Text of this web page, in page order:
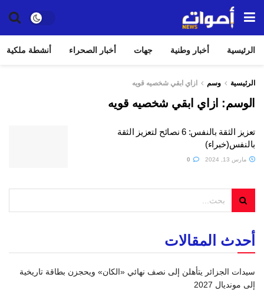
الرئيسية أخبار وطنية جهات أخبار الصحراء أنشطة ملكية
الرئيسية وسم ازاي ابقي شخصيه قويه
الوسم: ازاي ابقي شخصيه قويه
تعزيز الثقة بالنفس: 6 نصائح لتعزيز الثقة
بالنفس(خبراء)
مارس 13, 2024
أحدث المقالات
سيدات الجزائر يتأهلن إلى نصف نهائي «الكان» ويحجزن بطاقة تاريخية
إلى مونديال 2027